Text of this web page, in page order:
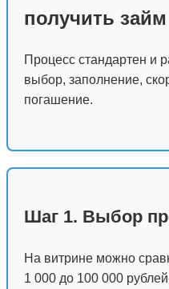
получить
Процесс стандартен и
выбор, заполнение,
погашение.
Шаг 1. Выбор
На витрине можно
1 000 до 100 000